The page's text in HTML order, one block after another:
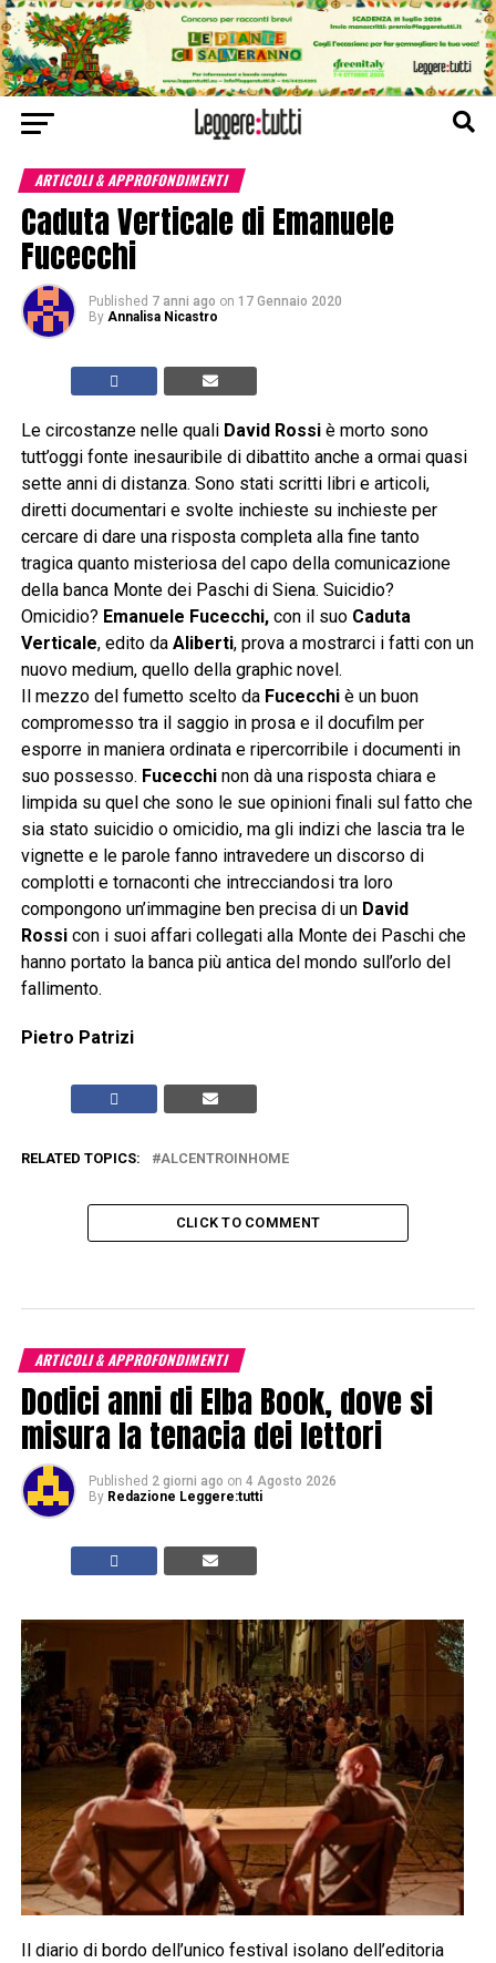
ARTICOLI & APPROFONDIMENTI
Caduta Verticale di Emanuele
Fucecchi
Published 7 anni ago on 17 Gennaio 2020
By Annalisa Nicastro
Le circostanze nelle quali David Rossiè morto sono
tutt’oggi fonte inesauribile di dibattito anche a ormai quasi
sette anni di distanza. Sono stati scritti libri e articoli,
diretti documentari e svolte inchieste su inchieste per
cercare di dare una risposta completa alla fine tanto
tragica quanto misteriosa del capo della comunicazione
della banca Monte dei Paschi di Siena. Suicidio?
Omicidio? Emanuele Fucecchi,con il suo Caduta
Verticale, edito da Aliberti, prova a mostrarci i fatti con un
nuovo medium, quello della graphic novel.
Il mezzo del fumetto scelto da Fucecchiè un buon
compromesso tra il saggio in prosa e il docufilm per
esporre in maniera ordinata e ripercorribile i documenti in
suo possesso. Fucecchinon dà una risposta chiara e
limpida su quel che sono le sue opinioni finali sul fatto che
sia stato suicidio o omicidio, ma gli indizi che lascia tra le
vignette e le parole fanno intravedere un discorso di
complotti e tornaconti che intrecciandosi tra loro
compongono un’immagine ben precisa di un David
Rossicon i suoi affari collegati alla Monte dei Paschi che
hanno portato la banca più antica del mondo sull’orlo del
fallimento.
Pietro Patrizi
RELATED TOPICS: ALCENTROINHOME
CLICK TO COMMENT
ARTICOLI & APPROFONDIMENTI
Dodici anni di Elba Book, dove si
misura la tenacia dei lettori
Published 2 giorni ago on 4 Agosto 2026
By Redazione Leggere:tutti
Il diario di bordo dell’unico festival isolano dell’editoria